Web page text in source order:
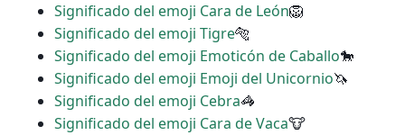
Significado del emoji Cara de León🦁
Significado del emoji Tigre🐅
Significado del emoji Emoticón de Caballo🐎
Significado del emoji Emoji del Unicornio🦄
Significado del emoji Cebra🦓
Significado del emoji Cara de Vaca🐮